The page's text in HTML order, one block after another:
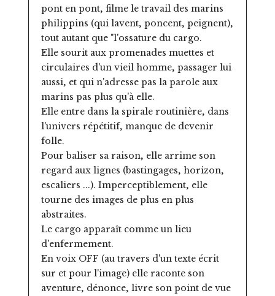
pont en pont, filme le travail des marins
philippins (qui lavent, poncent, peignent),
tout autant que "l'ossature du cargo.
Elle sourit aux promenades muettes et
circulaires d'un vieil homme, passager lui
aussi, et qui n'adresse pas la parole aux
marins pas plus qu'à elle.
Elle entre dans la spirale routinière, dans
l'univers répétitif, manque de devenir
folle.
Pour baliser sa raison, elle arrime son
regard aux lignes (bastingages, horizon,
escaliers ...). Imperceptiblement, elle
tourne des images de plus en plus
abstraites.
Le cargo apparaît comme un lieu
d'enfermement.
En voix OFF (au travers d'un texte écrit
sur et pour l'image) elle raconte son
aventure, dénonce, livre son point de vue